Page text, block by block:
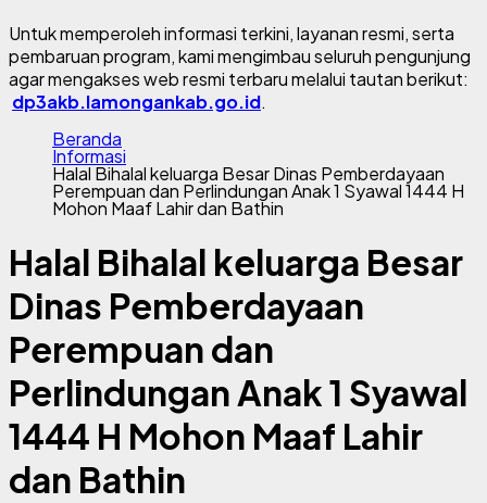
Untuk memperoleh informasi terkini, layanan resmi, serta
pembaruan program, kami mengimbau seluruh pengunjung
agar mengakses web resmi terbaru melalui tautan berikut:
dp3akb.lamongankab.go.id.
Beranda
Informasi
Halal Bihalal keluarga Besar Dinas Pemberdayaan
Perempuan dan Perlindungan Anak 1 Syawal 1444 H
Mohon Maaf Lahir dan Bathin
Halal Bihalal keluarga Besar
Dinas Pemberdayaan
Perempuan dan
Perlindungan Anak 1 Syawal
1444 H Mohon Maaf Lahir
dan Bathin